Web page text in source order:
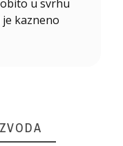
u svrhu
kazneno